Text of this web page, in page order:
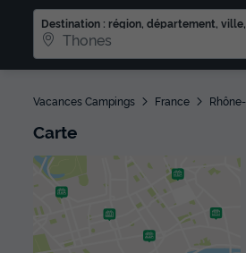
Destination : région, département,
Vacances Campings France
Carte